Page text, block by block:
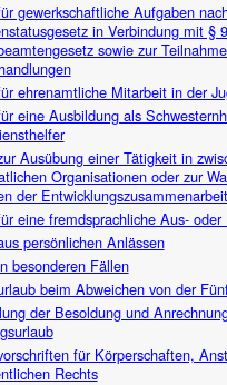
gewerkschaftliche Aufgaben
in Verbindung mit §
sowie zur
ehrenamtliche Mitarbeit in der
eine Ausbildung als
Ausübung einer Tätigkeit in
Organisationen oder zur
der Entwicklungszusammenarbeit
eine fremdsprachliche Aus- oder
persönlichen Anlässen
besonderen Fällen
beim Abweichen von der
der Besoldung und
für Körperschaften,
Rechts